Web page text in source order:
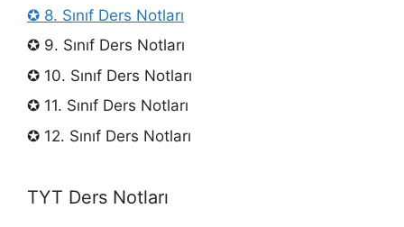
✪ 8. Sınıf Ders Notları
✪ 9. Sınıf Ders Notları
✪ 10. Sınıf Ders Notları
✪ 11. Sınıf Ders Notları
✪ 12. Sınıf Ders Notları
TYT Ders Notları